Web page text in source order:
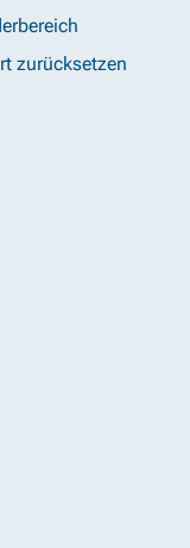
zurücksetzen